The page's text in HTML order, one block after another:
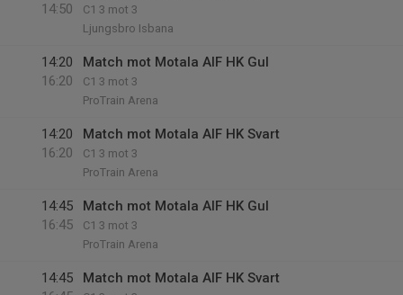
14:50
C1 3 mot 3
Ljungsbro Isbana
14:20
16:20
Match mot Motala AIF HK Gul
C1 3 mot 3
ProTrain Arena
14:20
16:20
Match mot Motala AIF HK Svart
C1 3 mot 3
ProTrain Arena
14:45
16:45
Match mot Motala AIF HK Gul
C1 3 mot 3
ProTrain Arena
14:45
Match mot Motala AIF HK Svart